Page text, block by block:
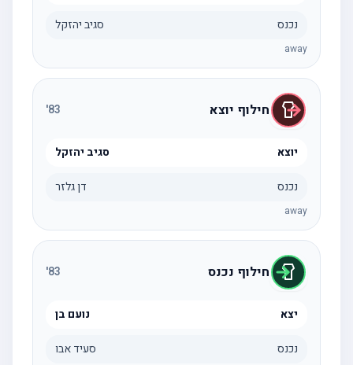
נכנס סגיב יהזקל
away
חילוף יוצא 83
'
יוצא סגיב יהזקל
נכנס דן גלזר
away
חילוף נכנס 83
'
יצא נועם בן
נכנס סעיד אבו